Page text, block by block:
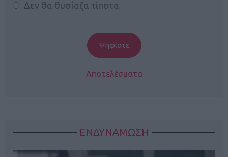
Δεν θα θυσίαζα τίποτα
Αποτελέσματα
ΕΝΔΥΝΑΜΩΣΗ